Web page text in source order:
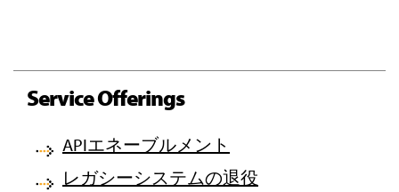
Service Offerings
APIエネーブルメント
レガシーシステムの退役